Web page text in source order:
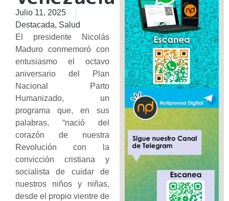
Julio 11, 2025
Destacada, Salud
El presidente Nicolás
Maduro conmemoró con
entusiasmo el octavo
aniversario del Plan
Nacional Parto
Humanizado, un
programa que, en sus
palabras, “nació del
corazón de nuestra
Revolución con la
convicción cristiana y
socialista de cuidar de
nuestros niños y niñas,
desde el propio vientre de